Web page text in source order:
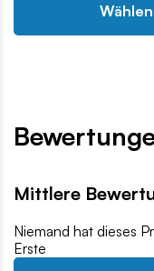
Mittlere
Niemand hat dieses
Erste